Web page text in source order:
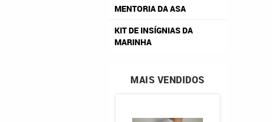
MENTORIA DA ASA
KIT DE INSÍGNIAS DA
MARINHA
MAIS VENDIDOS